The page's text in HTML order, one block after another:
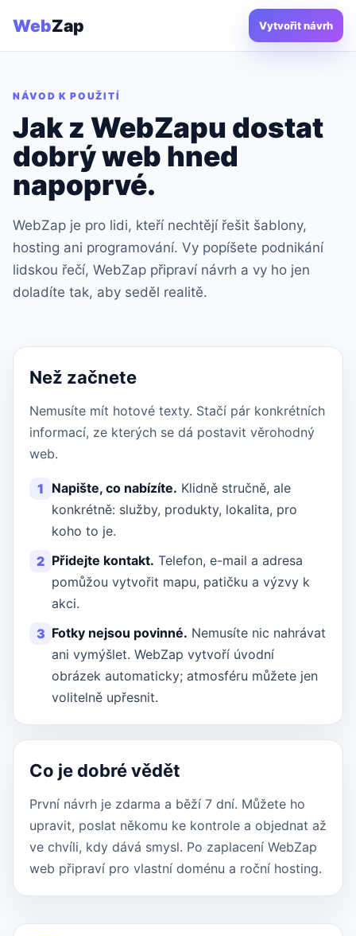
WebZap Vytvořit návrh
NÁVOD K POUŽITÍ
Jak z WebZapu dostat
dobrý web hned
napoprvé.
WebZap je pro lidi, kteří nechtějí řešit šablony,
hosting ani programování. Vy popíšete podnikání
lidskou řečí, WebZap připraví návrh a vy ho jen
doladíte tak, aby seděl realitě.
Než začnete
Nemusíte mít hotové texty. Stačí pár konkrétních
informací, ze kterých se dá postavit věrohodný
web.
1 Napište, co nabízíte. Klidně stručně, ale
konkrétně: služby, produkty, lokalita, pro
koho to je.
2 Přidejte kontakt. Telefon, e-mail a adresa
pomůžou vytvořit mapu, patičku a výzvy k
akci.
3 Fotky nejsou povinné. Nemusíte nic nahrávat
ani vymýšlet. WebZap vytvoří úvodní
obrázek automaticky; atmosféru můžete jen
volitelně upřesnit.
Co je dobré vědět
První návrh je zdarma a běží 7 dní. Můžete ho
upravit, poslat někomu ke kontrole a objednat až
ve chvíli, kdy dává smysl. Po zaplacení WebZap
web připraví pro vlastní doménu a roční hosting.